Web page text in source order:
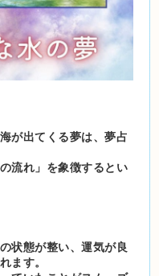
が出てくる夢は、夢占
流れ」を象徴するとい
状態が整い、運気が良
ます。